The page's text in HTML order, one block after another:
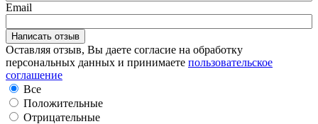
Email
Оставляя отзыв, Вы даете согласие на обработку
персональных данных и принимаете пользовательское
соглашение
Все
Положительные
Отрицательные